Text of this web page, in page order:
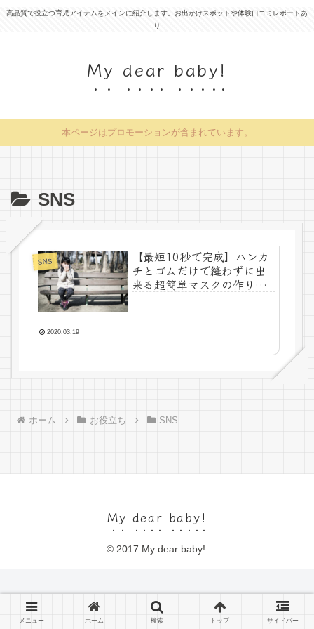
高品質で役立つ育児アイテムをメインに紹介します。お出かけスポットや体験口コミレポートあ
り
My dear baby!
本ページはプロモーションが含まれています。
SNS
SNS
【最短10秒で完成】ハンカ
チとゴムだけで縫わずに出
来る超簡単マスクの作り方
2020.03.19
ホーム お役立ち SNS
My dear baby!
© 2017 My dear baby!.
メニュー ホーム 検索 トップ サイドバー